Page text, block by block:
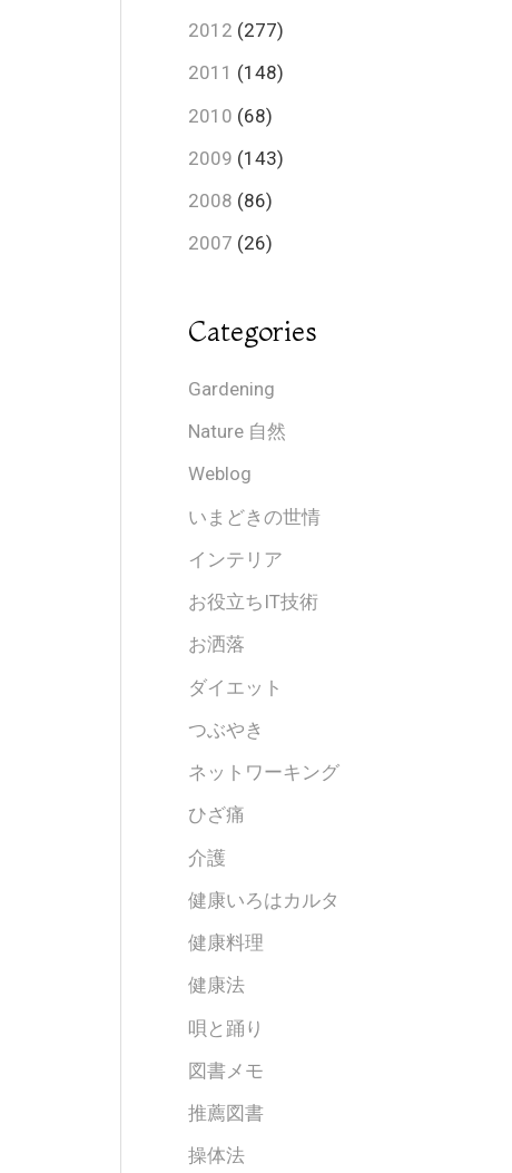
2012 (277)
2011 (148)
2010 (68)
2009 (143)
2008 (86)
2007 (26)
Categories
Gardening
Nature 自然
Weblog
いまどきの世情
インテリア
お役立ちIT技術
お洒落
ダイエット
つぶやき
ネットワーキング
ひざ痛
介護
健康いろはカルタ
健康料理
健康法
唄と踊り
図書メモ
推薦図書
操体法